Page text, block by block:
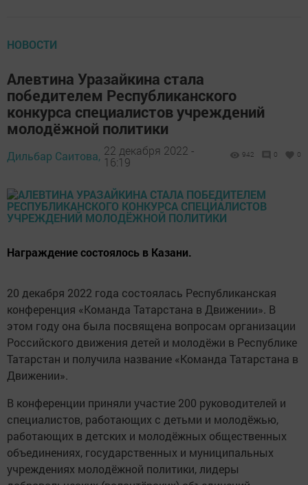
НОВОСТИ
Алевтина Уразайкина стала
победителем Республиканского
конкурса специалистов учреждений
молодёжной политики
Дильбар Саитова, 22 декабря 2022 -
16:19
942 0 0
Награждение состоялось в Казани.
20 декабря 2022 года состоялась Республиканская
конференция «Команда Татарстана в Движении». В
этом году она была посвящена вопросам организации
Российского движения детей и молодёжи в Республике
Татарстан и получила название «Команда Татарстана в
Движении».
В конференции приняли участие 200 руководителей и
специалистов, работающих с детьми и молодёжью,
работающих в детских и молодёжных общественных
объединениях, государственных и муниципальных
учреждениях молодёжной политики, лидеры